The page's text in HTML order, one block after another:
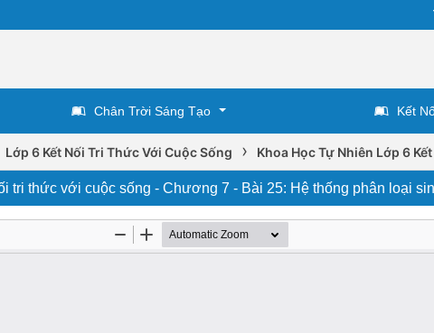
Chân Trời Sáng Tạo Kết
Lớp 6 Kết Nối Tri Thức Với Cuộc Sống › Khoa Học Tự Nhiên Lớp 6
tri thức với cuộc sống - Chương 7 - Bài 25: Hệ thống phân loại